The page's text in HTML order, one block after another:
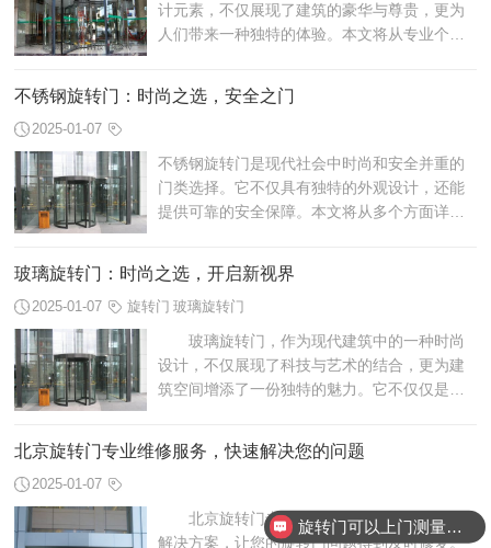
计元素，不仅展现了建筑的豪华与尊贵，更为
人们带来一种独特的体验。本文将从专业个人
不锈钢旋转门：时尚之选，安全之门
2025-01-07
不锈钢旋转门是现代社会中时尚和安全并重的
门类选择。它不仅具有独特的外观设计，还能
提供可靠的安全保障。本文将从多个方面详细
玻璃旋转门：时尚之选，开启新视界
2025-01-07 旋转门 玻璃旋转门
玻璃旋转门，作为现代建筑中的一种时尚
设计，不仅展现了科技与艺术的结合，更为建
筑空间增添了一份独特的魅力。它不仅仅是一
北京旋转门专业维修服务，快速解决您的问题
2025-01-07
北京旋转门专业维修服务，为您提供高效
解决方案，让您的旋转门问题得到及时修复。
旋转门可以上门测量安装吗？